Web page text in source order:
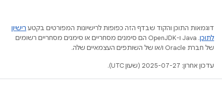
דוגמאות התוכן והקוד שבדף הזה כפופות לרישיונות המפורטים בקטע רישיון
לתוכן
.‏ Java ו-OpenJDK הם סימנים מסחריים או סימנים מסחריים רשומים
של חברת Oracle ו/או של השותפים העצמאיים שלה.
עדכון אחרון: 2025-07-27 (שעון UTC).